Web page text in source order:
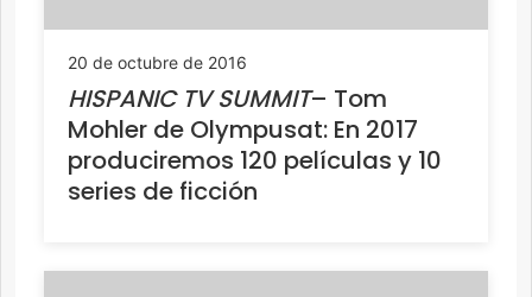
20 de octubre de 2016
HISPANIC TV SUMMIT– Tom
Mohler de Olympusat: En 2017
produciremos 120 películas y 10
series de ficción